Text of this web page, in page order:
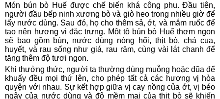
Món bún bò Huế được chế biến khá công phu. Đầu tiên,
người đầu bếp ninh xương bò và giò heo trong nhiều giờ để
lấy nước dùng. Sau đó, họ cho thêm sả, ớt, và mắm ruốc để
tạo nên hương vị đặc trưng. Một tô bún bò Huế thơm ngon
sẽ bao gồm bún, nước dùng nóng hổi, thịt bò, chả cua,
huyết, và rau sống như giá, rau răm, cùng vài lát chanh để
tăng thêm độ tươi ngon.
Khi thưởng thức, người ta thường dùng muỗng hoặc đũa để
khuấy đều mọi thứ lên, cho phép tất cả các hương vị hòa
quyện với nhau. Sự kết hợp giữa vị cay nồng của ớt, vị béo
ngậy của nước dùng và độ mềm mại của thịt bò sẽ khiến